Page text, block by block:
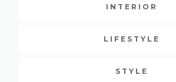
INTERIOR
LIFESTYLE
STYLE